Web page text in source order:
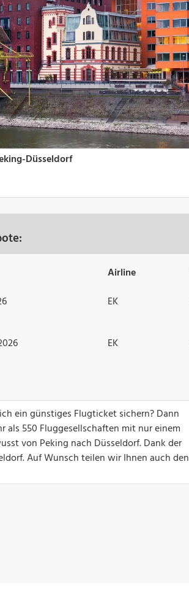
Airline
EK
EK
ein günstiges Flugticket sichern? Dann
als 550 Fluggesellschaften mit nur einem
von Peking nach Düsseldorf. Dank der
Auf Wunsch teilen wir Ihnen auch den